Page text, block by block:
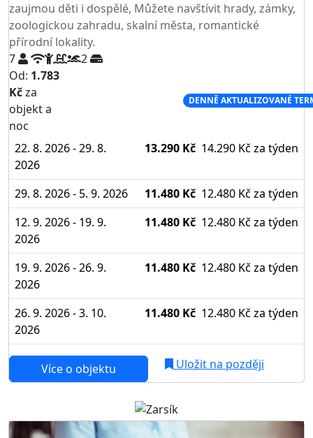
zaujmou děti i dospělé, Můžete navštívit hrady, zámky,
zoologickou zahradu, skalní města, romantické
přírodní lokality.
7
2
Od: 1.783
Kčza
objekt a
noc
DENNĚ AKTUALIZOVANÉ
22. 8. 2026 - 29. 8.
2026
13.290 Kč 14.290 Kč za týden
29. 8. 2026 - 5. 9. 2026 11.480 Kč 12.480 Kč za týden
12. 9. 2026 - 19. 9.
2026
11.480 Kč 12.480 Kč za týden
19. 9. 2026 - 26. 9.
2026
11.480 Kč 12.480 Kč za týden
26. 9. 2026 - 3. 10.
2026
11.480 Kč 12.480 Kč za týden
Více o objektu Uložit na později